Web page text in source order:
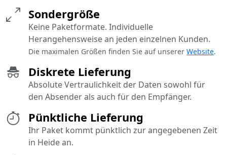
Pünktliche Lieferung
Ihr Paket kommt pünktlich zur angegebenen Zeit
in Heide an.
Diskrete Lieferung
Absolute Vertraulichkeit der Daten sowohl für
den Absender als auch für den Empfänger.
Sondergröße
Keine Paketformate. Individuelle
Herangehensweise an jeden einzelnen Kunden.
Die maximalen Größen finden Sie auf unserer Website.